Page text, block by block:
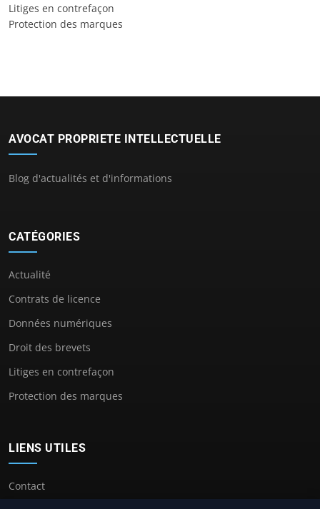
Litiges en contrefaçon
Protection des marques
AVOCAT PROPRIETE INTELLECTUELLE
Blog d'actualités et d'informations
CATÉGORIES
Actualité
Contrats de licence
Données numériques
Droit des brevets
Litiges en contrefaçon
Protection des marques
LIENS UTILES
Contact